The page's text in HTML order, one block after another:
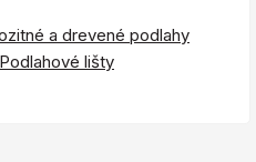
a drevené podlahy
Podlahové lišty